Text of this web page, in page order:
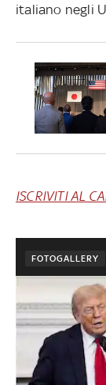
italiano negli
ISCRIVITI AL
FOTOGALLERY